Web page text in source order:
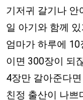
기저귀 갈기나 안
일 아기와 함께
엄마가 하루에
이면 300장이 되
4장만 갈아준다
친정 출산이 나쁘